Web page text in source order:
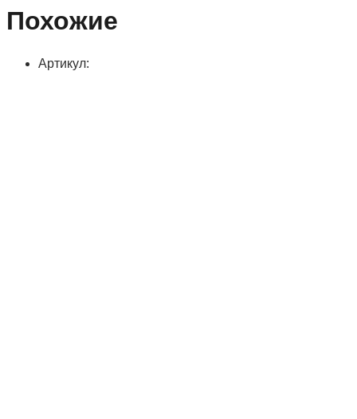
Похожие
Артикул: